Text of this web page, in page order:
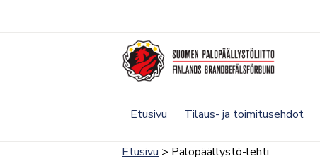
Etusivu Tilaus- ja toimitusehdot
Etusivu > Palopäällystö-lehti